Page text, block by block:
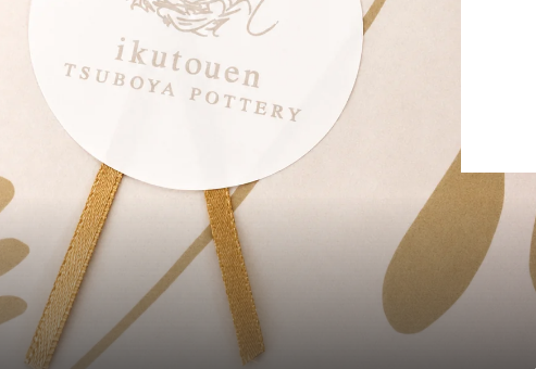
夏の時間をより心地よく楽しめる、器やアイテムが入荷し
ました。 冷たい飲みものをたっぷり楽しめるビアマグカッ
プやビアカップをはじめ、食卓に涼やかさを添える水差